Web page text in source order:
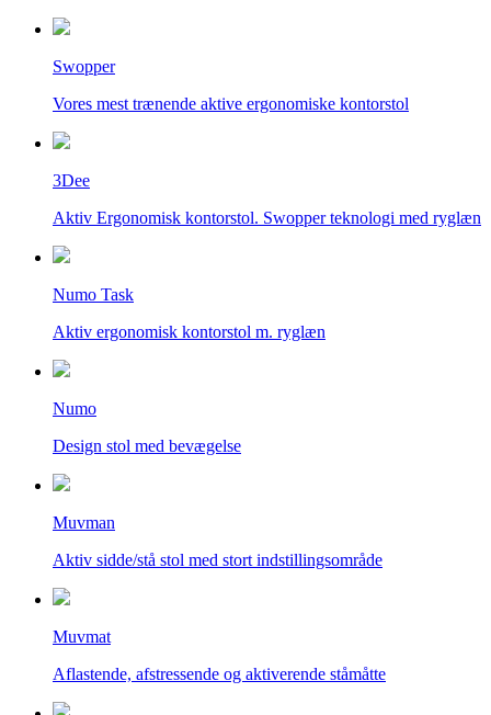
Swopper
Vores mest trænende aktive ergonomiske kontorstol
3Dee
Aktiv Ergonomisk kontorstol. Swopper teknologi med ryglæn
Numo Task
Aktiv ergonomisk kontorstol m. ryglæn
Numo
Design stol med bevægelse
Muvman
Aktiv sidde/stå stol med stort indstillingsområde
Muvmat
Aflastende, afstressende og aktiverende ståmåtte